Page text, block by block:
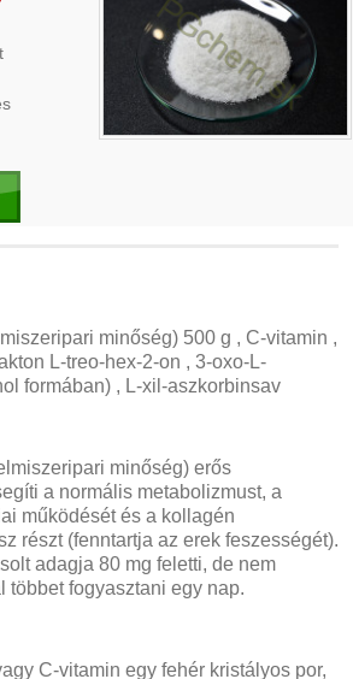
minőség) 500 g , C-vitamin ,
L-treo-hex-2-on , 3-oxo-L-
formában) , L-xil-aszkorbinsav
minőség) erős
a normális metabolizmust, a
működését és a kollagén
részt (fenntartja az erek feszességét).
adagja 80 mg feletti, de nem
többet fogyasztani egy nap.
C-vitamin egy fehér kristályos por,